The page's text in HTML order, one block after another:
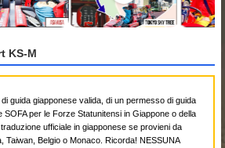
KS-M
guida giapponese valida, di un permesso di guida
SOFA per le Forze Statunitensi in Giappone o della
ufficiale in giapponese se provieni da
Taiwan, Belgio o Monaco. Ricorda! NESSUNA